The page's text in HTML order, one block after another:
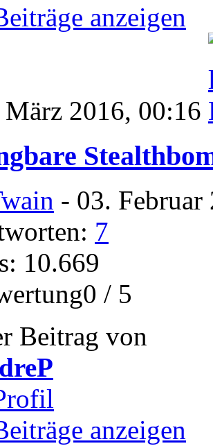
anzeigen
2016, 00:16
- 03.
7
10.669
/ 5
Beitrag von
anzeigen